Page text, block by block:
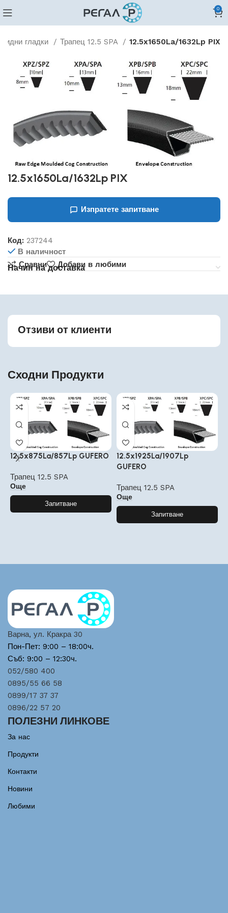
0
гладки Трапец 12.5 SPA 12.5x1650La/1632Lp PIX
12.5x1650La/1632Lp PIX
Изпратете запитване
Код:237244
В наличност
Сравни
Добави в любими
Начин на доставка
Отзиви от клиенти
Сходни Продукти
12.5x875La/857Lp GUFERO
Трапец 12.5 SPA
Още
Запитване
12.5x1925La/1907Lp
GUFERO
Трапец 12.5 SPA
Още
Запитване
Варна, ул. Кракра 30
Пон-Пет: 9:00 – 18:00ч.
Съб: 9:00 – 12:30ч.
052/580 400
0895/55 66 58
0899/17 37 37
0896/22 57 20
ПОЛЕЗНИ ЛИНКОВЕ
За нас
Продукти
Контакти
Новини
Любими